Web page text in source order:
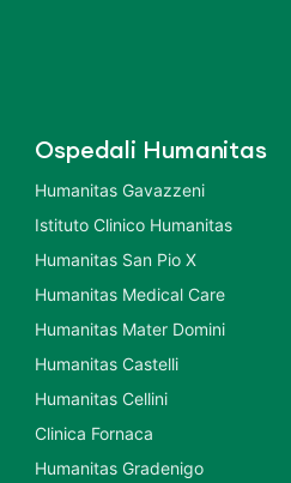
Ospedali Humanitas
Humanitas Gavazzeni
Istituto Clinico Humanitas
Humanitas San Pio X
Humanitas Medical Care
Humanitas Mater Domini
Humanitas Castelli
Humanitas Cellini
Clinica Fornaca
Humanitas Gradenigo